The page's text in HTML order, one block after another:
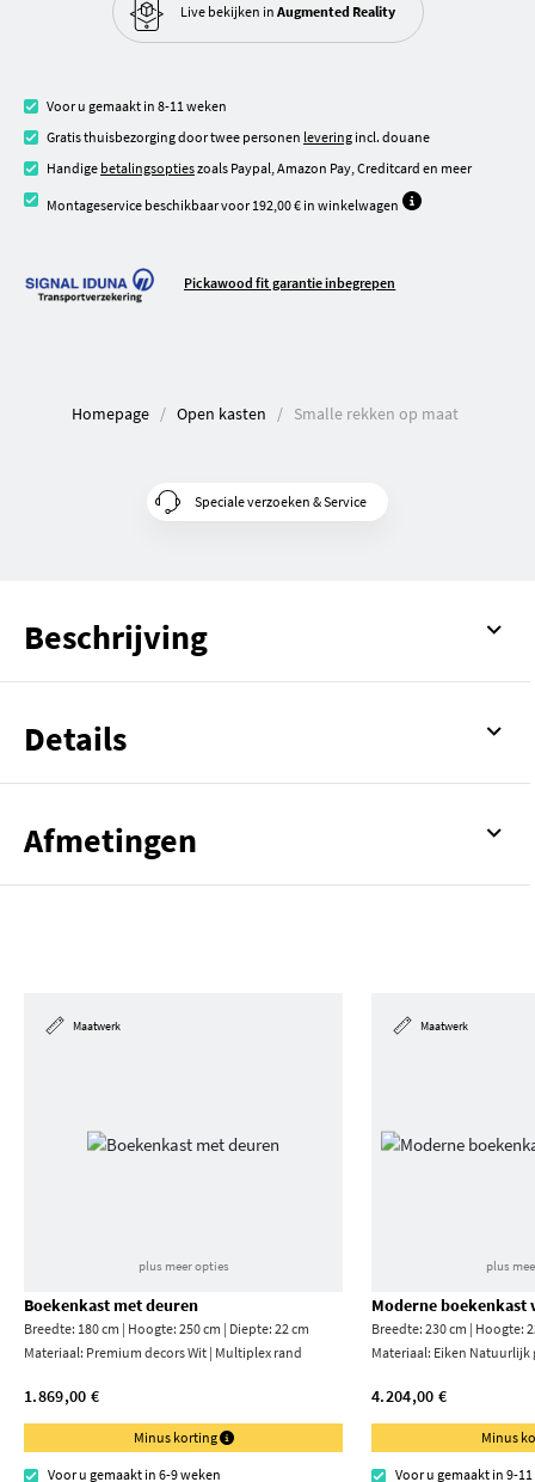
Live bekijken in Augmented Reality
Voor u gemaakt in 8-11 weken
Gratis thuisbezorging door twee personen levering incl. douane
Handige betalingsoptieszoals Paypal, Amazon Pay, Creditcard en meer
Montageservice beschikbaar voor 192,00 € in winkelwagen
Pickawood fit garantie inbegrepen
Homepage Open kasten Smalle rekken op maat
Speciale verzoeken & Service
Beschrijving
Details
Afmetingen
Maatwerk
plus meer opties
Boekenkast met deuren
Breedte: 180 cm | Hoogte: 250 cm | Diepte: 22 cm
Materiaal: Premium decors Wit | Multiplex rand
1.869,00 €
Minus korting
Voor u gemaakt in 6-9 weken
Maatwerk
plus
Moderne boekenkast
Breedte: 230 cm | Hoogte:
Materiaal: Eiken Natuurlijk
4.204,00 €
Minus
Voor u gemaakt in 9-